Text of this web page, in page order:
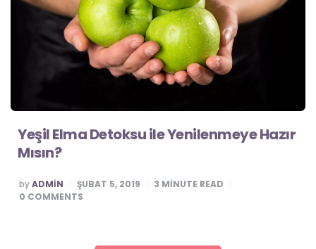
Yeşil Elma Detoksu ile Yenilenmeye Hazır
Mısın?
POSTED
byADMIN ŞUBAT 5, 2019 3 MINUTE READ
0 COMMENTS